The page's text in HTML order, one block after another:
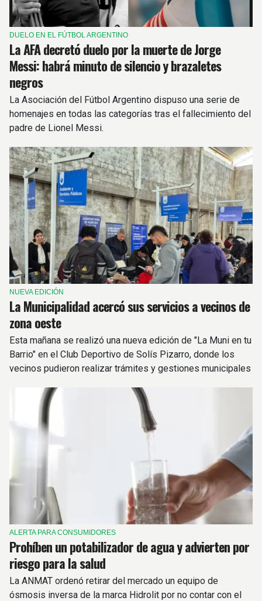
DUELO EN EL FÚTBOL ARGENTINO
La AFA decretó duelo por la muerte de Jorge
Messi: habrá minuto de silencio y brazaletes
negros
La Asociación del Fútbol Argentino dispuso una serie de
homenajes en todas las categorías tras el fallecimiento del
padre de Lionel Messi.
NUEVA EDICIÓN
La Municipalidad acercó sus servicios a vecinos de
zona oeste
Esta mañana se realizó una nueva edición de "La Muni en tu
Barrio" en el Club Deportivo de Solís Pizarro, donde los
vecinos pudieron realizar trámites y gestiones municipales
ALERTA PARA CONSUMIDORES
Prohíben un potabilizador de agua y advierten por
riesgo para la salud
La ANMAT ordenó retirar del mercado un equipo de
ósmosis inversa de la marca Hidrolit por no contar con el